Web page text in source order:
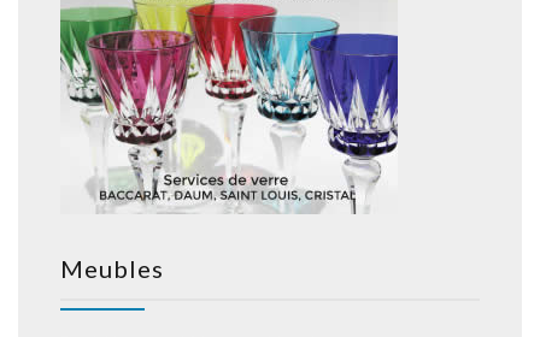
Meubles